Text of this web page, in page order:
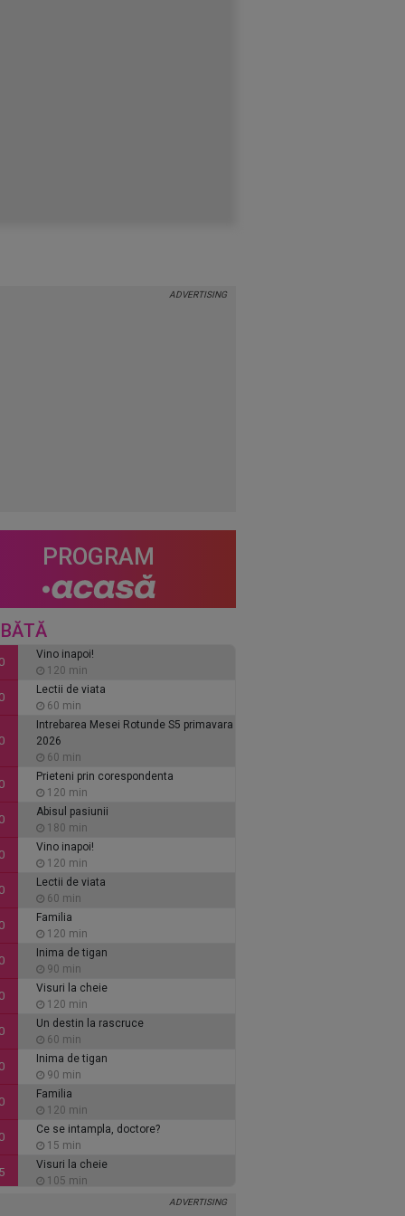
PROGRAM
Vino inapoi!
120 min
Lectii de viata
60 min
Intrebarea Mesei Rotunde S5 primavara
2026
60 min
Prieteni prin corespondenta
120 min
Abisul pasiunii
180 min
Vino inapoi!
120 min
Lectii de viata
60 min
Familia
120 min
Inima de tigan
90 min
Visuri la cheie
120 min
Un destin la rascruce
60 min
Inima de tigan
90 min
Familia
120 min
Ce se intampla, doctore?
15 min
Visuri la cheie
105 min